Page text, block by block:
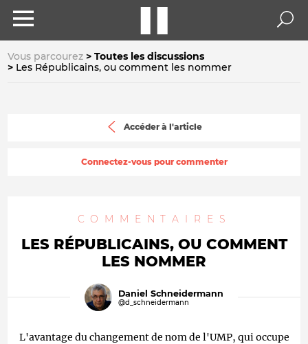
Vous parcourez
Toutes les discussions
Les Républicains, ou comment les nommer
Accéder à l'article
Connectez-vous pour commenter
COMMENTAIRES
LES RÉPUBLICAINS, OU COMMENT
LES NOMMER
Daniel Schneidermann
@d_schneidermann
L'avantage du changement de nom de l'UMP, qui occupe